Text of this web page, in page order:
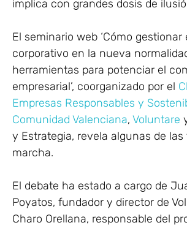
implica con grandes dosis de
El seminario web ‘Cómo
corporativo en la nueva
herramientas para potenciar el
empresarial’, coorganizado por el
Empresas Responsables y
Comunidad Valenciana, Voluntare
y Estrategia, revela algunas de
marcha.
El debate ha estado a cargo de
Poyatos, fundador y director de
Charo Orellana, responsable del